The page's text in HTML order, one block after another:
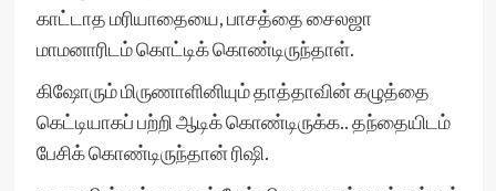
காட்டாத மரியாதையை, பாசத்தை சைலஜா
மாமனாரிடம் கொட்டிக் கொண்டிருந்தாள்.
கிஷோரும் மிருணாளினியும் தாத்தாவின் கழுத்தை
கெட்டியாகப் பற்றி ஆடிக் கொண்டிருக்க.. தந்தையிடம்
பேசிக் கொண்டிருந்தான் ரிஷி.